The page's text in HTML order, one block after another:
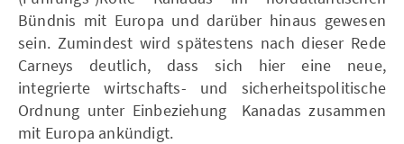
Bündnis mit Europa und darüber hinaus gewesen
sein. Zumindest wird spätestens nach dieser Rede
Carneys deutlich, dass sich hier eine neue,
integrierte wirtschafts- und sicherheitspolitische
Ordnung unter Einbeziehung Kanadas zusammen
mit Europa ankündigt.